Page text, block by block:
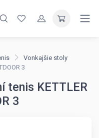
Vonkajšie stoly
3
tenis KETTLER
3